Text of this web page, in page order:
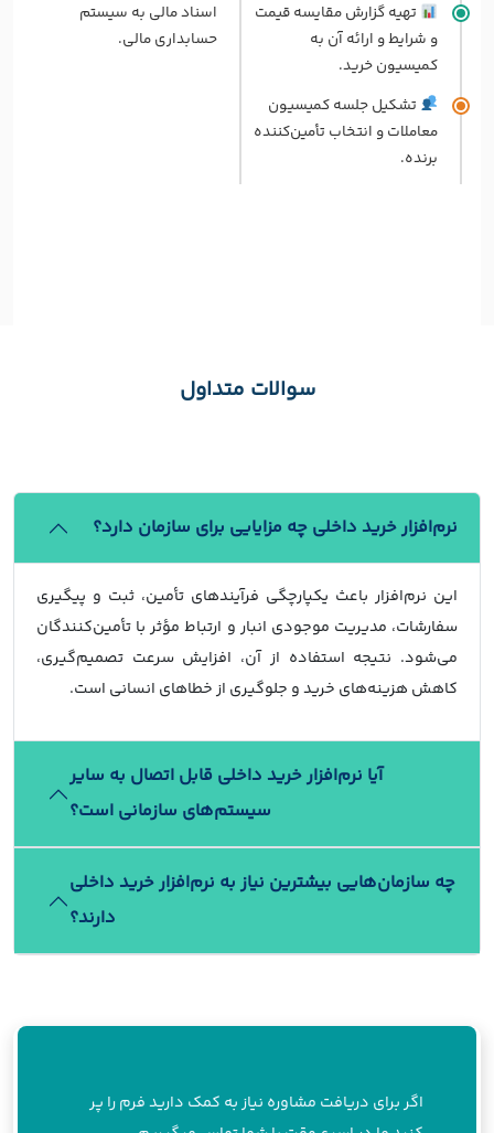
تهیه گزارش مقایسه قیمت
و شرایط و ارائه آن به
کمیسیون خرید.
تشکیل جلسه کمیسیون
معاملات و انتخاب تأمین‌کننده
برنده.
اسناد مالی به سیستم
حسابداری مالی.
سوالات متداول
نرم‌افزار خرید داخلی چه مزایایی برای سازمان دارد؟
این نرم‌افزار باعث یکپارچگی فرآیندهای تأمین، ثبت و پیگیری
سفارشات، مدیریت موجودی انبار و ارتباط مؤثر با تأمین‌کنندگان
می‌شود. نتیجه استفاده از آن، افزایش سرعت تصمیم‌گیری،
کاهش هزینه‌های خرید و جلوگیری از خطاهای انسانی است.
آیا نرم‌افزار خرید داخلی قابل اتصال به سایر
سیستم‌های سازمانی است؟
چه سازمان‌هایی بیشترین نیاز به نرم‌افزار خرید داخلی
دارند؟
اگر برای دریافت مشاوره نیاز به کمک دارید فرم را پر